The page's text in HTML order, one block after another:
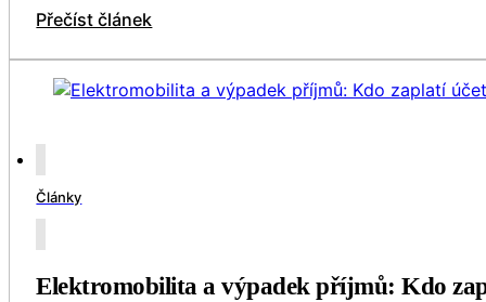
Přečíst článek
Články
Elektromobilita a výpadek příjmů: Kdo